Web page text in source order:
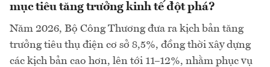
mục tiêu tăng trưởng kinh tế đột phá?
Năm 2026, Bộ Công Thương đưa ra kịch bản tăng
trưởng tiêu thụ điện cơ sở 8,5%, đồng thời xây dựng
các kịch bản cao hơn, lên tới 11–12%, nhằm phục vụ